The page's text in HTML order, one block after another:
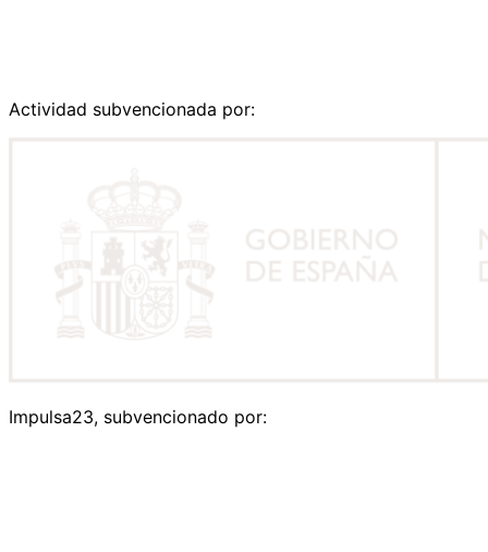
Actividad subvencionada por:
Impulsa23, subvencionado por: